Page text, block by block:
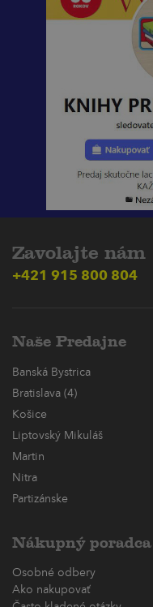
Zavolajte nám
+421 915 800 804
Naše Predajne
Banská Bystrica
Bratislava (4)
Košice
Liptovský Mikuláš
Martin
Nitra
Partizánske
Nákupný poradca
Osobné odbery
Ako nakupovať